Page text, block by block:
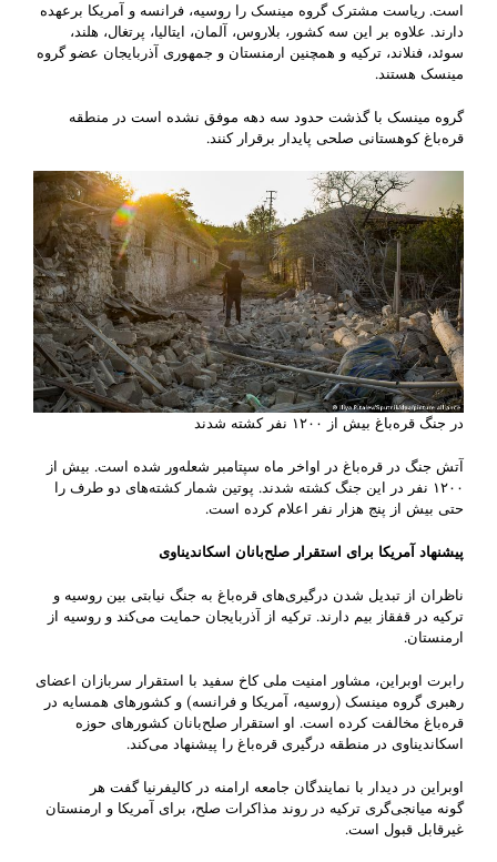
است. ریاست مشترک گروه مینسک را روسیه، فرانسه و آمریکا برعهده
دارند. علاوه بر این سه کشور، بلاروس، آلمان، ایتالیا، پرتغال، هلند،
سوئد، فنلاند، ترکیه و همچنین ارمنستان و جمهوری آذربایجان عضو گروه
مینسک هستند.
گروه مینسک با گذشت حدود سه دهه موفق نشده است در منطقه
قره‌باغ کوهستانی صلحی پایدار برقرار کنند.
در جنگ قره‌باغ بیش از ۱۲۰۰ نفر کشته شدند
آتش جنگ در قره‌باغ در اواخر ماه سپتامبر شعله‌ور شده است. بیش از
۱۲۰۰ نفر در این جنگ کشته شدند. پوتین شمار کشته‌های دو طرف را
حتی بیش از پنج هزار نفر اعلام کرده است.
پیشنهاد آمریکا برای استقرار صلح‌بانان اسکاندیناوی
ناظران از تبدیل شدن درگیری‌های قره‌باغ به جنگ نیابتی بین روسیه و
ترکیه در قفقاز بیم دارند. ترکیه از آذربایجان حمایت می‌کند و روسیه از
ارمنستان.
رابرت اوبراین، مشاور امنیت ملی کاخ سفید با استقرار سربازان اعضای
رهبری گروه مینسک (روسیه، آمریکا و فرانسه) و کشورهای همسایه در
قره‌باغ مخالفت کرده است. او استقرار صلح‌بانان کشورهای حوزه
اسکاندیناوی در منطقه درگیری قره‌باغ را پیشنهاد می‌کند.
اوبراین در دیدار با نمایندگان جامعه ارامنه در کالیفرنیا گفت هر
گونه میانجی‌گری ترکیه در روند مذاکرات صلح، برای آمریکا و ارمنستان
غیرقابل قبول است.